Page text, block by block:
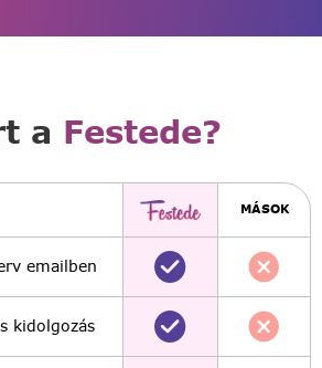
a Festede?
MÁSOK
emailben
kidolgozás